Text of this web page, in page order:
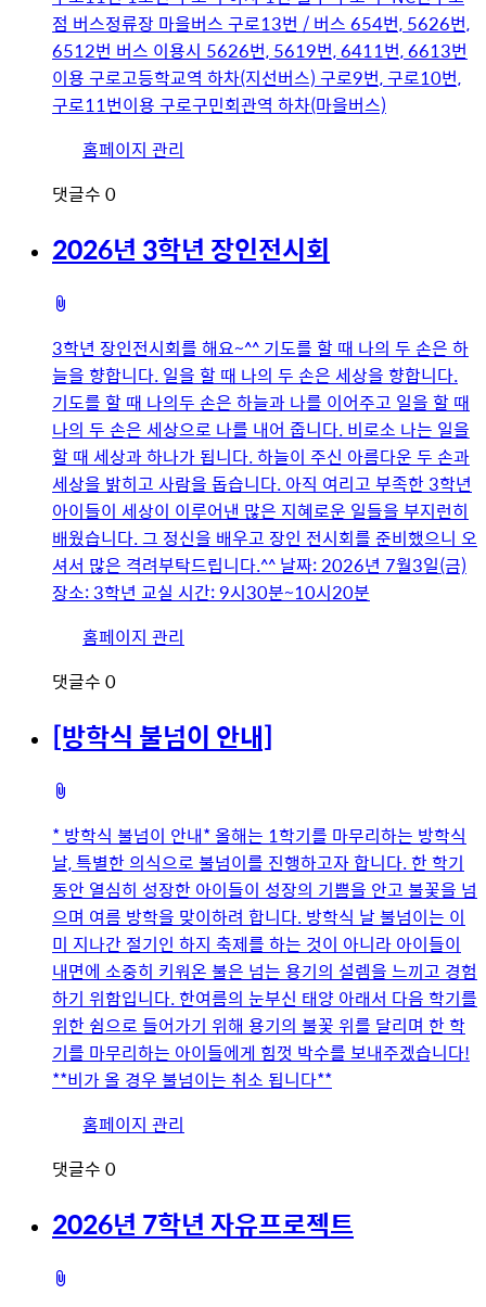
점 버스정류장 마을버스 구로13번 / 버스 654번, 5626번,
6512번 버스 이용시 5626번, 5619번, 6411번, 6613번
이용 구로고등학교역 하차(지선버스) 구로9번, 구로10번,
구로11번이용 구로구민회관역 하차(마을버스)
이
지
홈페이지 관리
댓글수 0
2026년 3학년 장인전시회
파
일
3학년 장인전시회를 해요~^^ 기도를 할 때 나의 두 손은 하
늘을 향합니다. 일을 할 때 나의 두 손은 세상을 향합니다.
기도를 할 때 나의두 손은 하늘과 나를 이어주고 일을 할 때
나의 두 손은 세상으로 나를 내어 줍니다. 비로소 나는 일을
할 때 세상과 하나가 됩니다. 하늘이 주신 아름다운 두 손과
세상을 밝히고 사람을 돕습니다. 아직 여리고 부족한 3학년
아이들이 세상이 이루어낸 많은 지혜로운 일들을 부지런히
배웠습니다. 그 정신을 배우고 장인 전시회를 준비했으니 오
셔서 많은 격려부탁드립니다.^^ 날짜: 2026년 7월3일(금)
장소: 3학년 교실 시간: 9시30분~10시20분
이
지
홈페이지 관리
댓글수 0
[방학식 불넘이 안내]
파
일
* 방학식 불넘이 안내* 올해는 1학기를 마무리하는 방학식
날, 특별한 의식으로 불넘이를 진행하고자 합니다. 한 학기
동안 열심히 성장한 아이들이 성장의 기쁨을 안고 불꽃을 넘
으며 여름 방학을 맞이하려 합니다. 방학식 날 불넘이는 이
미 지나간 절기인 하지 축제를 하는 것이 아니라 아이들이
내면에 소중히 키워온 불은 넘는 용기의 설렘을 느끼고 경험
하기 위함입니다. 한여름의 눈부신 태양 아래서 다음 학기를
위한 쉼으로 들어가기 위해 용기의 불꽃 위를 달리며 한 학
기를 마무리하는 아이들에게 힘껏 박수를 보내주겠습니다!
**비가 올 경우 불넘이는 취소 됩니다**
이
지
홈페이지 관리
댓글수 0
2026년 7학년 자유프로젝트